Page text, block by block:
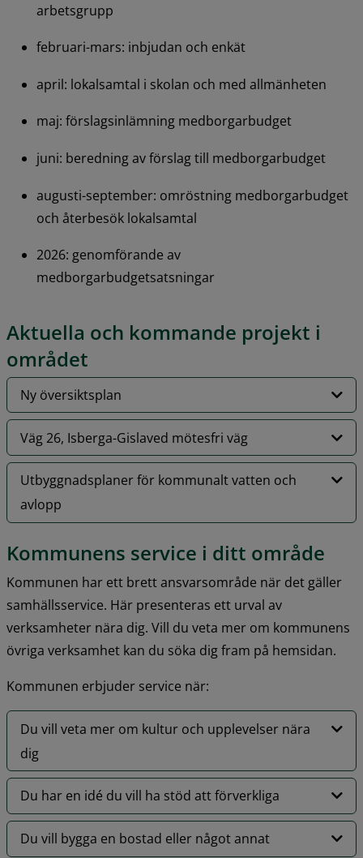
arbetsgrupp
februari-mars: inbjudan och enkät
april: lokalsamtal i skolan och med allmänheten
maj: förslagsinlämning medborgarbudget
juni: beredning av förslag till medborgarbudget
augusti-september: omröstning medborgarbudget
och återbesök lokalsamtal
2026: genomförande av
medborgarbudgetsatsningar
Aktuella och kommande projekt i
området
Ny översiktsplan
Väg 26, Isberga-Gislaved mötesfri väg
Utbyggnadsplaner för kommunalt vatten och
avlopp
Kommunens service i ditt område
Kommunen har ett brett ansvarsområde när det gäller
samhällsservice. Här presenteras ett urval av
verksamheter nära dig. Vill du veta mer om kommunens
övriga verksamhet kan du söka dig fram på hemsidan.
Kommunen erbjuder service när:
Du vill veta mer om kultur och upplevelser nära
dig
Du har en idé du vill ha stöd att förverkliga
Du vill bygga en bostad eller något annat